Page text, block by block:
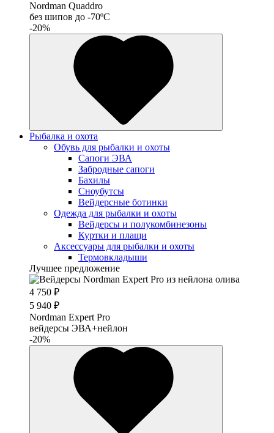
Nordman Quaddro
без шипов до -70ºС
-20%
Рыбалка и охота
Обувь для рыбалки и охоты
Сапоги ЭВА
Забродные сапоги
Бахилы
Сноубутсы
Вейдерсные ботинки
Одежда для рыбалки и охоты
Вейдерсы и полукомбинезоны
Куртки и плащи
Аксессуары для рыбалки и охоты
Термовкладыши
Лучшее предложение
4 750 ₽
5 940 ₽
Nordman Expert Pro
вейдерсы ЭВА+нейлон
-20%